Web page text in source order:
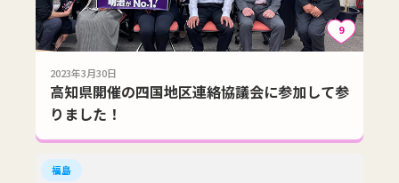
9
2023年3月30日
高知県開催の四国地区連絡協議会に参加して参
りました！
福島